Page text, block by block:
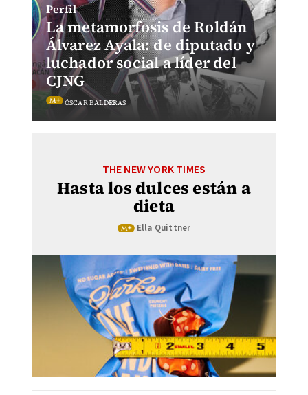
La metamorfosis de Roldán
Álvarez Ayala: de diputado y
luchador social a líder del
CJNG
Perfil
ÓSCAR BALDERAS
Hasta los dulces están a
dieta
THE NEW YORK TIMES
Ella Quittner